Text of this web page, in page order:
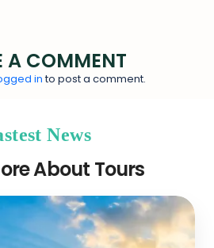
A COMMENT
into post a comment.
News
About Tours